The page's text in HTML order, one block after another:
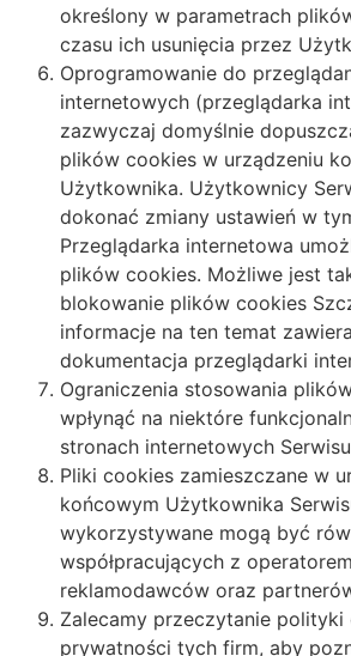
określony w parametrach
czasu ich usunięcia przez
Oprogramowanie do
internetowych (przeglądarka
zazwyczaj domyślnie
plików cookies w urządzeniu
Użytkownika. Użytkownicy
dokonać zmiany ustawień w
Przeglądarka internetowa
plików cookies. Możliwe jest
blokowanie plików cookies
informacje na ten temat
dokumentacja przeglądarki
Ograniczenia stosowania
wpłynąć na niektóre
stronach internetowych
Pliki cookies zamieszczane w
końcowym Użytkownika
wykorzystywane mogą być
współpracujących z
reklamodawców oraz
Zalecamy przeczytanie polityki
prywatności tych firm, aby